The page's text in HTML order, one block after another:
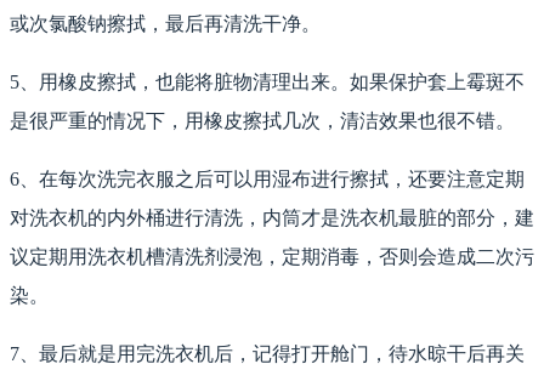
或次氯酸钠擦拭，最后再清洗干净。
5、用橡皮擦拭，也能将脏物清理出来。如果保护套上霉斑不
是很严重的情况下，用橡皮擦拭几次，清洁效果也很不错。
6、在每次洗完衣服之后可以用湿布进行擦拭，还要注意定期
对洗衣机的内外桶进行清洗，内筒才是洗衣机最脏的部分，建
议定期用洗衣机槽清洗剂浸泡，定期消毒，否则会造成二次污
染。
7、最后就是用完洗衣机后，记得打开舱门，待水晾干后再关